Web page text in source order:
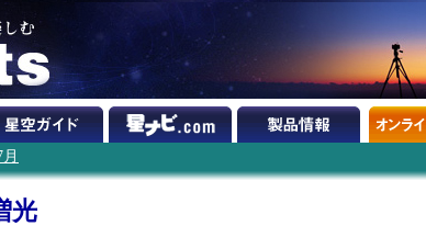
光